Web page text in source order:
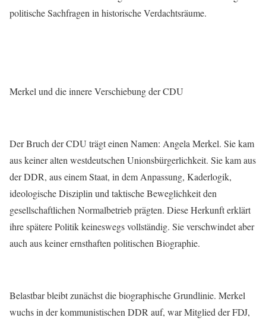
politische Sachfragen in historische Verdachtsräume.
Merkel und die innere Verschiebung der CDU
Der Bruch der CDU trägt einen Namen: Angela Merkel. Sie kam
aus keiner alten westdeutschen Unionsbürgerlichkeit. Sie kam aus
der DDR, aus einem Staat, in dem Anpassung, Kaderlogik,
ideologische Disziplin und taktische Beweglichkeit den
gesellschaftlichen Normalbetrieb prägten. Diese Herkunft erklärt
ihre spätere Politik keineswegs vollständig. Sie verschwindet aber
auch aus keiner ernsthaften politischen Biographie.
Belastbar bleibt zunächst die biographische Grundlinie. Merkel
wuchs in der kommunistischen DDR auf, war Mitglied der FDJ,